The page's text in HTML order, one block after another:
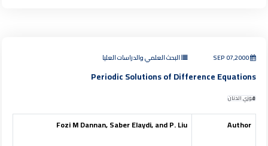
SEP 07,2000 البحث العلمي والدراسات العليا
Periodic Solutions of Difference Equations
فوزي الدنان
Author
Fozi M Dannan, Saber Elaydi, and P. Liu